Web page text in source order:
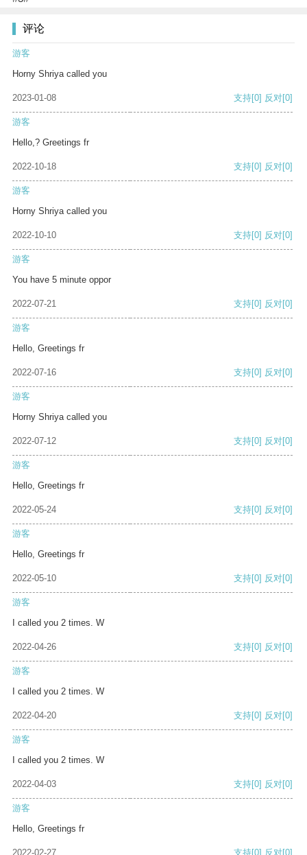
评论
游客
Horny Shriya called you
2023-01-08 支持[0] 反对[0]
游客
Hello,? Greetings fr
2022-10-18 支持[0] 反对[0]
游客
Horny Shriya called you
2022-10-10 支持[0] 反对[0]
游客
You have 5 minute oppor
2022-07-21 支持[0] 反对[0]
游客
Hello, Greetings fr
2022-07-16 支持[0] 反对[0]
游客
Horny Shriya called you
2022-07-12 支持[0] 反对[0]
游客
Hello, Greetings fr
2022-05-24 支持[0] 反对[0]
游客
Hello, Greetings fr
2022-05-10 支持[0] 反对[0]
游客
I called you 2 times. W
2022-04-26 支持[0] 反对[0]
游客
I called you 2 times. W
2022-04-20 支持[0] 反对[0]
游客
I called you 2 times. W
2022-04-03 支持[0] 反对[0]
游客
Hello, Greetings fr
2022-02-27 支持[0] 反对[0]